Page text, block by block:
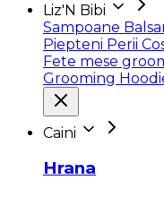
Liz'N Bibi
Sampoane
Piepteni Perii
Fete mese
Grooming
Caini
Hrana